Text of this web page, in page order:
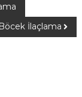
İlaçlama